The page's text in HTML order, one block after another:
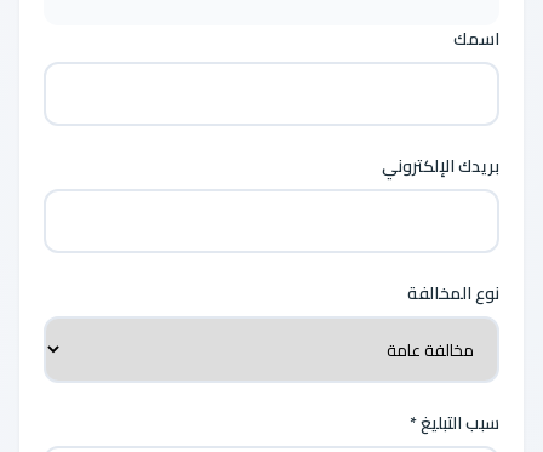
اسمك
بريدك الإلكتروني
نوع المخالفة
سبب التبليغ *